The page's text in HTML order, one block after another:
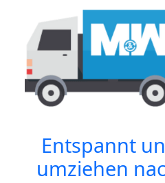
Entspannt
umziehen